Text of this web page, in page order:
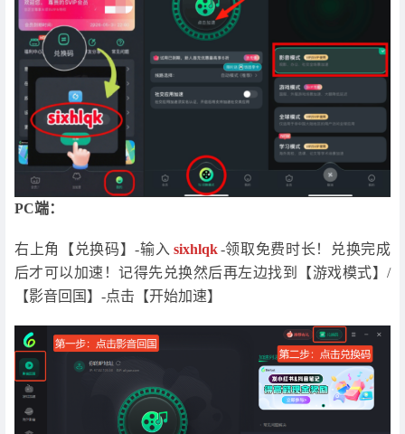
PC端：
右上角【兑换码】-输入 sixhlqk -领取免费时长！兑换完成
后才可以加速！记得先兑换然后再左边找到【游戏模式】/
【影音回国】-点击【开始加速】